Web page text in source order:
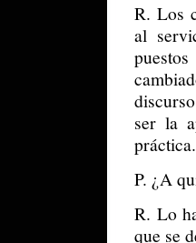
R. Los
al
ser la
práctica.
P. ¿A
R. Lo
que se